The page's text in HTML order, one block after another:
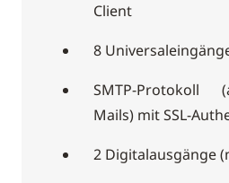
Client
8
SMTP-Protokoll
Mails) mit SSL-
2 Digitalausgänge